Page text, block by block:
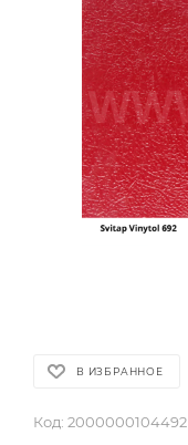
В ИЗБРАННОЕ
Код: 2000000104492